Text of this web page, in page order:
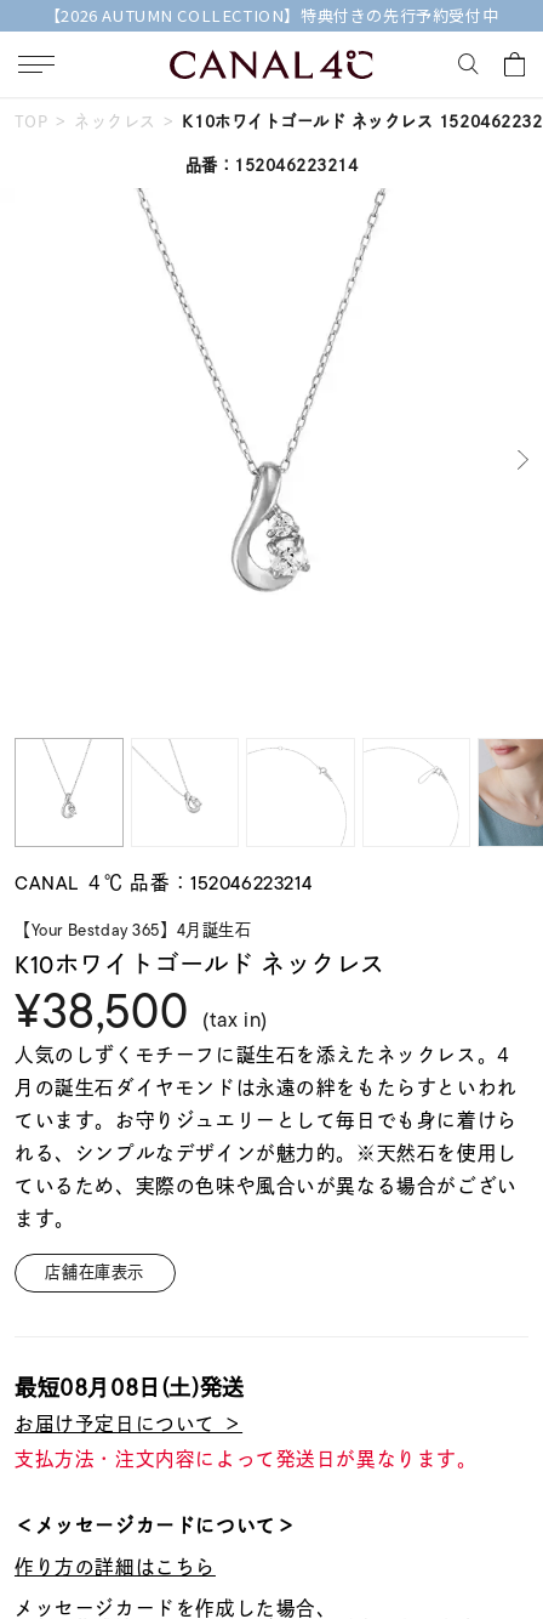
【2026 AUTUMN COLLECTION】特典付きの先行予約受付中
キーワードで検索する
人気検索キーワード
#ハーフエタニティリング
#ダイヤモンド ネックレス #eギフト
誕生石
ト
着用シーン
コレクション
レディース
リングサイズ
リングサイズ
TOP ネックレス K10ホワイトゴールド ネックレス
品番：152046223214
CANAL ４℃ 品番：152046223214
【Your Bestday 365】4月誕生石
K10ホワイトゴールド ネックレス
¥38,500 (tax in)
人気のしずくモチーフに誕生石を添えたネックレス。4
月の誕生石ダイヤモンドは永遠の絆をもたらすといわれ
ています。お守りジュエリーとして毎日でも身に着けら
れる、シンプルなデザインが魅力的。※天然石を使用し
ているため、実際の色味や風合いが異なる場合がござい
ます。
店舗在庫表示
最短08月08日(土)発送
お届け予定日について ＞
支払方法・注文内容によって発送日が異なります。
＜メッセージカードについて＞
作り方の詳細はこちら
メッセージカードを作成した場合、